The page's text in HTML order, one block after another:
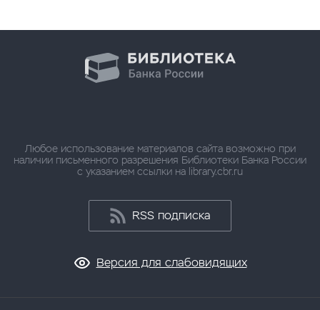
Любое использование материалов сайта возможно при
наличии письменного разрешения Библиотеки Банка России
с указанием ссылки на library.cbr.ru
RSS подписка
Версия для слабовидящих